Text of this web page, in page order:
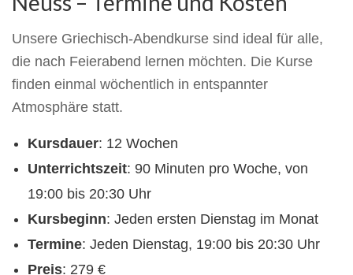
Unsere Griechisch-Abendkurse sind ideal für alle,
die nach Feierabend lernen möchten. Die Kurse
finden einmal wöchentlich in entspannter
Atmosphäre statt.
Kursdauer: 12 Wochen
Unterrichtszeit: 90 Minuten pro Woche, von
19:00 bis 20:30 Uhr
Kursbeginn: Jeden ersten Dienstag im Monat
Termine: Jeden Dienstag, 19:00 bis 20:30 Uhr
Preis: 279 €